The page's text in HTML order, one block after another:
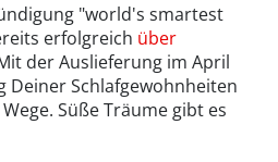
"world's smartest
erfolgreich über
der Auslieferung im April
Schlafgewohnheiten
Süße Träume gibt es